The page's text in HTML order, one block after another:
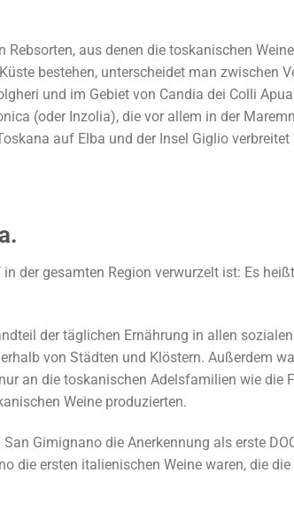
Rebsorten, aus denen die toskanischen
bestehen, unterscheidet man zwischen
und im Gebiet von Candia dei Colli
(oder Inzolia), die vor allem in der
auf Elba und der Insel Giglio verbreitet
der gesamten Region verwurzelt ist: Es
der täglichen Ernährung in allen
von Städten und Klöstern. Außerdem
an die toskanischen Adelsfamilien wie die
Weine produzierten.
Gimignano die Anerkennung als erste
die ersten italienischen Weine waren, die die